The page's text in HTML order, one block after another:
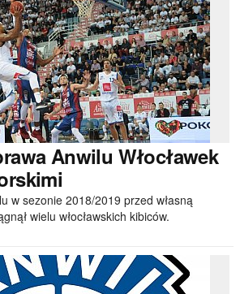
Anwilu Włocławek
w sezonie 2018/2019 przed własną
wielu włocławskich kibiców.